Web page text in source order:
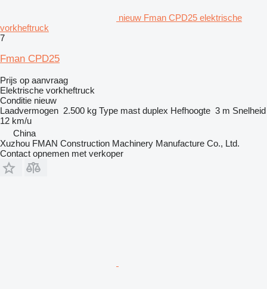
nieuw Fman CPD25 elektrische
vorkheftruck
7
Fman CPD25
Prijs op aanvraag
Elektrische vorkheftruck
Conditie nieuw
Laadvermogen 2.500 kg Type mast duplex Hefhoogte 3 m Snelheid
12 km/u
China
Xuzhou FMAN Construction Machinery Manufacture Co., Ltd.
Contact opnemen met verkoper